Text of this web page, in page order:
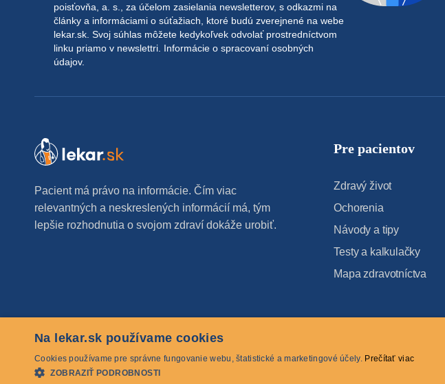
poisťovňa, a. s., za účelom zasielania newsletterov, s odkazmi na
články a informáciami o súťažiach, ktoré budú zverejnené na webe
lekar.sk . Svoj súhlas môžete kedykoľvek odvolať prostredníctvom
linku priamo v newslettri. Informácie o spracovaní osobných
údajov.
Pacient má právo na informácie. Čím viac
relevantných a neskreslených informácií má, tým
lepšie rozhodnutia o svojom zdraví dokáže urobiť.
Pre pacientov
Zdravý život
Ochorenia
Návody a tipy
Testy a kalkulačky
Mapa zdravotníctva
© 2026 lekar.sk Všetky práva vyhradené
Na lekar.sk používame cookies
Cookies používame pre správne fungovanie webu, štatistické a marketingové účely. Prečítať viac
ZOBRAZIŤ PODROBNOSTI